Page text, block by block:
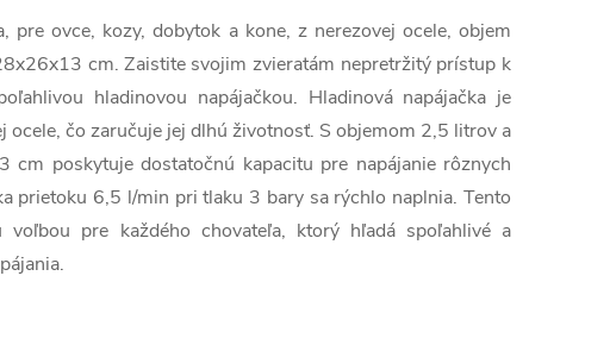
pre ovce, kozy, dobytok a kone, z nerezovej ocele, objem
cm. Zaistite svojim zvieratám nepretržitý prístup k
hladinovou napájačkou. Hladinová napájačka je
ocele, čo zaručuje jej dlhú životnosť. S objemom 2,5 litrov a
cm poskytuje dostatočnú kapacitu pre napájanie rôznych
prietoku 6,5 l/min pri tlaku 3 bary sa rýchlo naplnia. Tento
voľbou pre každého chovateľa, ktorý hľadá spoľahlivé a